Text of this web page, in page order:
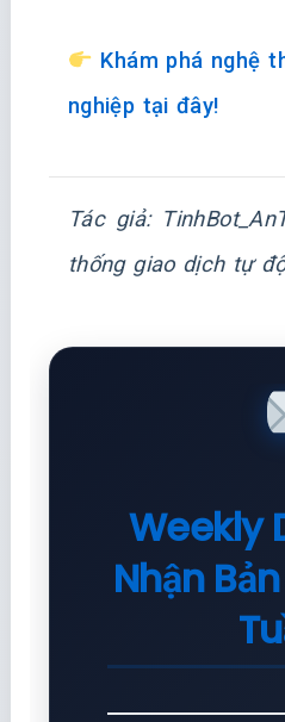
Khám phá nghệ
nghiệp tại đây!
Tác giả:
thống giao dịch tự
Weekly
Nhận